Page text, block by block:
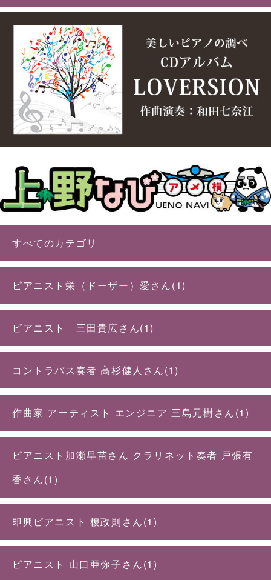
すべてのカテゴリ
ピアニスト栄（ドーザー）愛さん(1)
ピアニスト 三田貴広さん(1)
コントラバス奏者 高杉健人さん(1)
作曲家 アーティスト エンジニア 三島元樹さん(1)
ピアニスト加瀬早苗さん クラリネット奏者 戸張有
香さん(1)
即興ピアニスト 榎政則さん(1)
ピアニスト 山口亜弥子さん(1)